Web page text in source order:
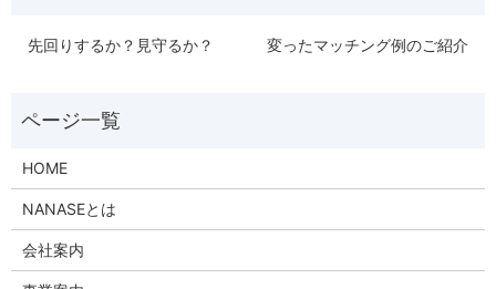
先回りするか？見守るか？ 変ったマッチング例のご紹介
HOME
NANASEとは
会社案内